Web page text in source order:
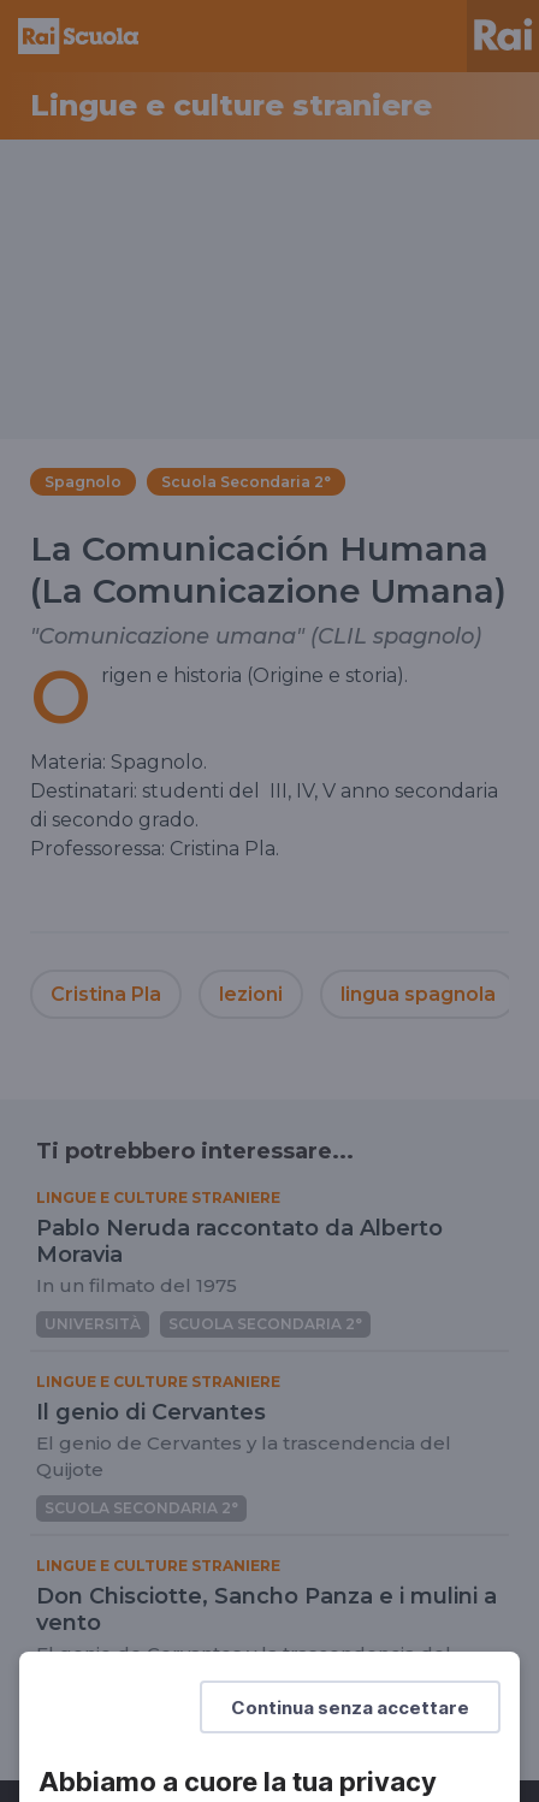
Continua senza accettare
Abbiamo a cuore la tua privacy
Lingue e culture straniere
Spagnolo Scuola Secondaria 2°
La Comunicación Humana
(La Comunicazione Umana)
"Comunicazione umana" (CLIL spagnolo)
O rigen e historia (Origine e storia).
Materia: Spagnolo.
Destinatari: studenti del
III, IV, V anno secondaria
di secondo grado.
Professoressa: Cristina Pla.
Cristina Pla lezioni lingua spagnola
Ti potrebbero interessare...
LINGUE E CULTURE STRANIERE
Pablo Neruda raccontato da Alberto
Moravia
In un filmato del 1975
UNIVERSITÀ SCUOLA SECONDARIA 2°
LINGUE E CULTURE STRANIERE
Il genio di Cervantes
El genio de Cervantes y la trascendencia del
Quijote
SCUOLA SECONDARIA 2°
LINGUE E CULTURE STRANIERE
Don Chisciotte, Sancho Panza e i mulini a
vento
El genio de Cervantes y la trascendencia del
SCUOLA SECONDARIA 2°